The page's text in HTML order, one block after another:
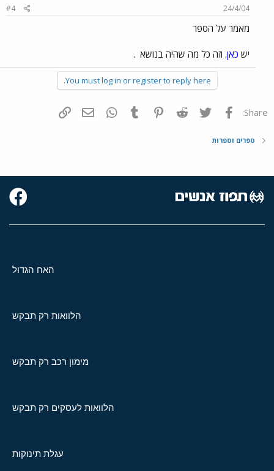
24/4/04
#4
מאמר על הספר
יש כאן. וזה כל מה שהיה בנושא .
You must log in or register to reply here.
Share: פייסבוק Twitter
Reddit
Pinterest
Tumblr
WhatsAppדואר אלקטרוני
ספרים וספרות
האח הגדול
הלוואות רק תבקש
מימון רכב רק תבקש
הלוואות לעסקים רק תבקש
עגלת תינוקות